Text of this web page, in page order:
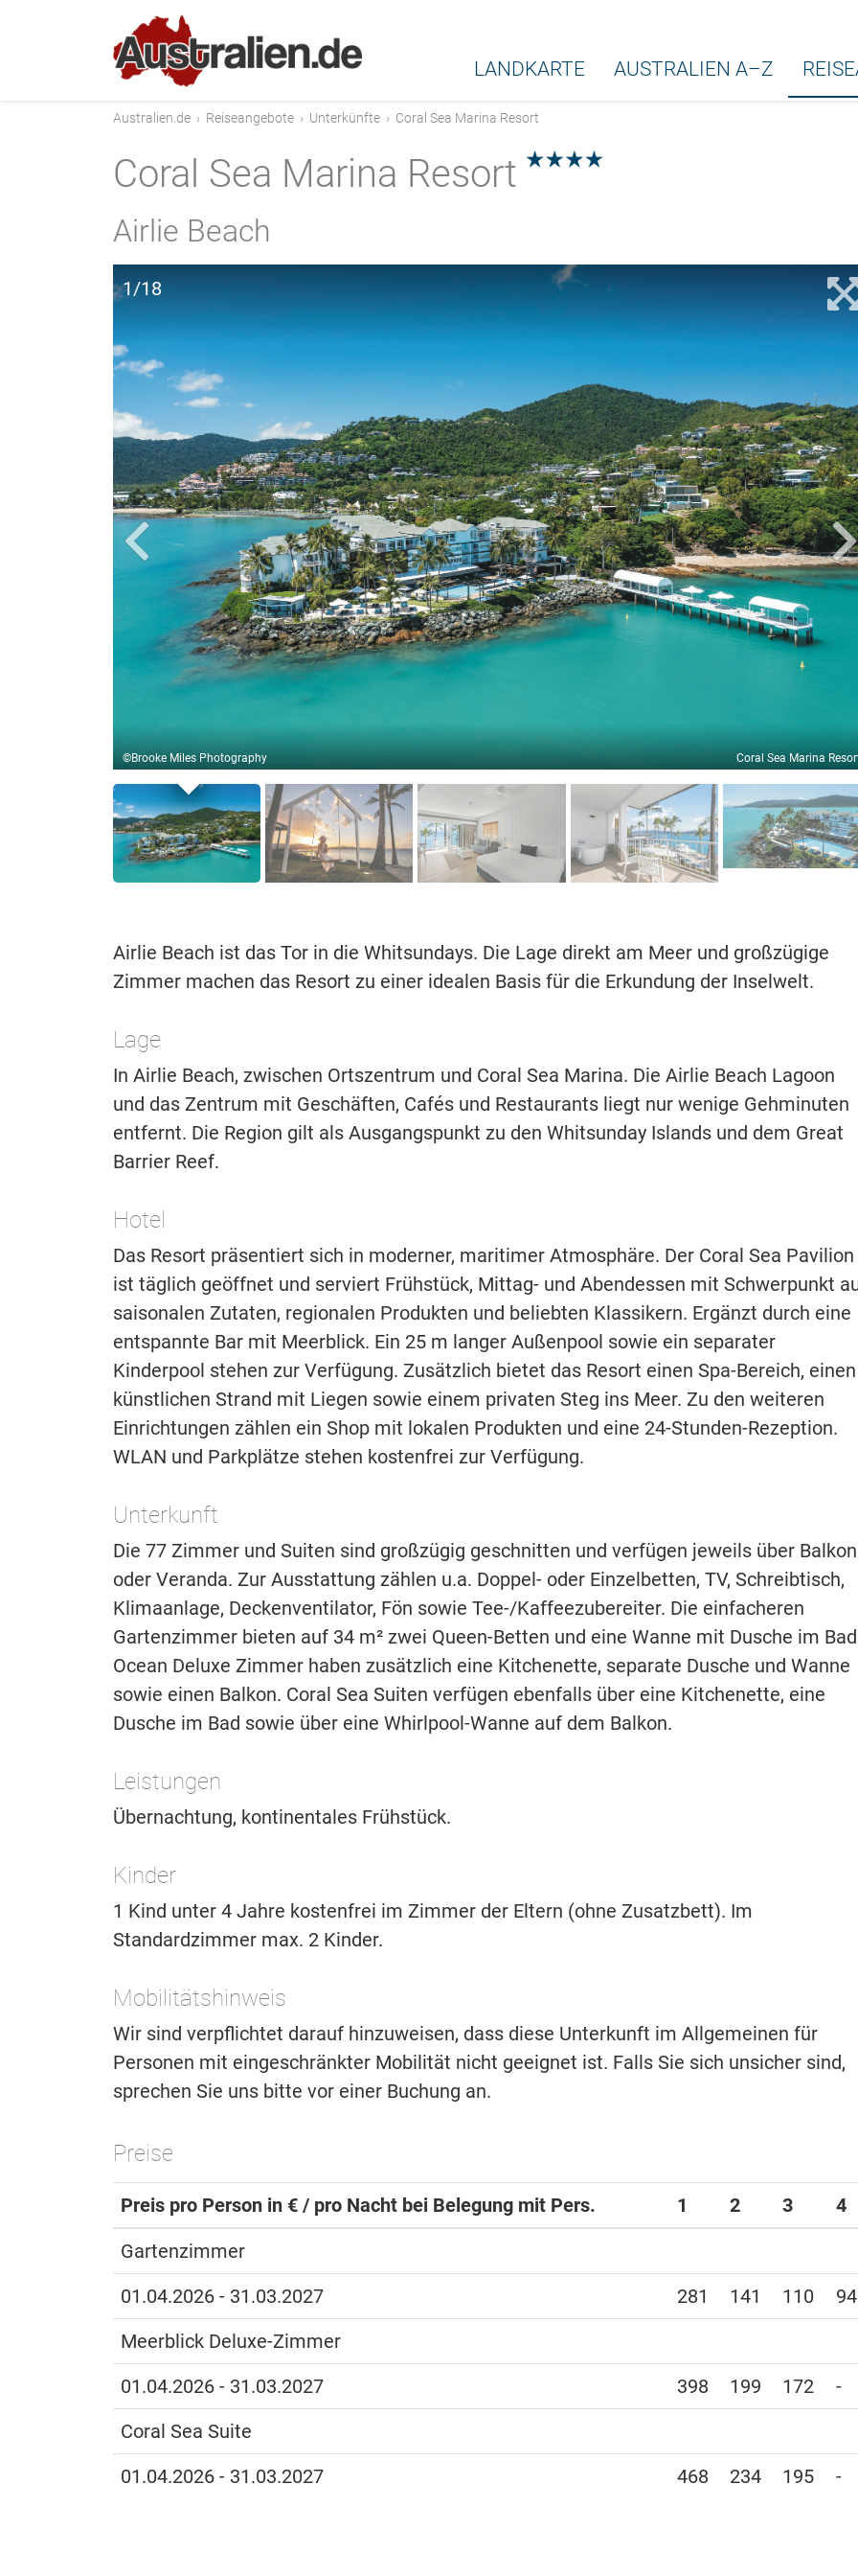
LANDKARTE AUSTRALIEN A–Z
Australien.de › Reiseangebote › Unterkünfte › Coral Sea Marina Resort
Coral Sea Marina Resort 4.0
Airlie Beach
1/18
©Brooke Miles Photography Coral Sea Marina
Airlie Beach ist das Tor in die Whitsundays. Die Lage direkt am Meer und großzügige
Zimmer machen das Resort zu einer idealen Basis für die Erkundung der Inselwelt.
Lage
In Airlie Beach, zwischen Ortszentrum und Coral Sea Marina. Die Airlie Beach Lagoon
und das Zentrum mit Geschäften, Cafés und Restaurants liegt nur wenige Gehminuten
entfernt. Die Region gilt als Ausgangspunkt zu den Whitsunday Islands und dem Great
Barrier Reef.
Hotel
Das Resort präsentiert sich in moderner, maritimer Atmosphäre. Der Coral Sea Pavilion
ist täglich geöffnet und serviert Frühstück, Mittag- und Abendessen mit Schwerpunkt
saisonalen Zutaten, regionalen Produkten und beliebten Klassikern. Ergänzt durch eine
entspannte Bar mit Meerblick. Ein 25 m langer Außenpool sowie ein separater
Kinderpool stehen zur Verfügung. Zusätzlich bietet das Resort einen Spa-Bereich, einen
künstlichen Strand mit Liegen sowie einem privaten Steg ins Meer. Zu den weiteren
Einrichtungen zählen ein Shop mit lokalen Produkten und eine 24-Stunden-Rezeption.
WLAN und Parkplätze stehen kostenfrei zur Verfügung.
Unterkunft
Die 77 Zimmer und Suiten sind großzügig geschnitten und verfügen jeweils über Balkon
oder Veranda. Zur Ausstattung zählen u.a. Doppel- oder Einzelbetten, TV, Schreibtisch,
Klimaanlage, Deckenventilator, Fön sowie Tee-/Kaffeezubereiter. Die einfacheren
Gartenzimmer bieten auf 34 m² zwei Queen-Betten und eine Wanne mit Dusche im
Ocean Deluxe Zimmer haben zusätzlich eine Kitchenette, separate Dusche und Wanne
sowie einen Balkon. Coral Sea Suiten verfügen ebenfalls über eine Kitchenette, eine
Dusche im Bad sowie über eine Whirlpool-Wanne auf dem Balkon.
Leistungen
Übernachtung, kontinentales Frühstück.
Kinder
1 Kind unter 4 Jahre kostenfrei im Zimmer der Eltern (ohne Zusatzbett). Im
Standardzimmer max. 2 Kinder.
Mobilitätshinweis
Wir sind verpflichtet darauf hinzuweisen, dass diese Unterkunft im Allgemeinen für
Personen mit eingeschränkter Mobilität nicht geeignet ist. Falls Sie sich unsicher sind,
sprechen Sie uns bitte vor einer Buchung an.
Preise
Preis pro Person in € / pro Nacht bei Belegung mit Pers. 1 2 3
4
Gartenzimmer
01.04.2026 - 31.03.2027
281 141 110
94
Meerblick Deluxe-Zimmer
01.04.2026 - 31.03.2027
398 199 172
-
Coral Sea Suite
01.04.2026 - 31.03.2027
468 234 195 -